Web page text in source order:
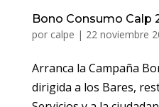
Bono Consumo Calp
por calpe | 22 noviembre
Arranca la Campaña
dirigida a los Bares,